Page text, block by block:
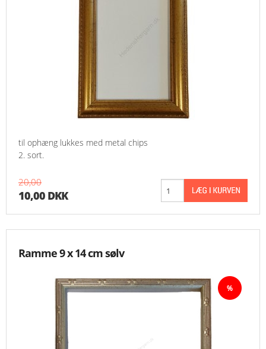
til ophæng lukkes med metal chips
2. sort.
20,00
10,00 DKK
Ramme 9 x 14 cm sølv